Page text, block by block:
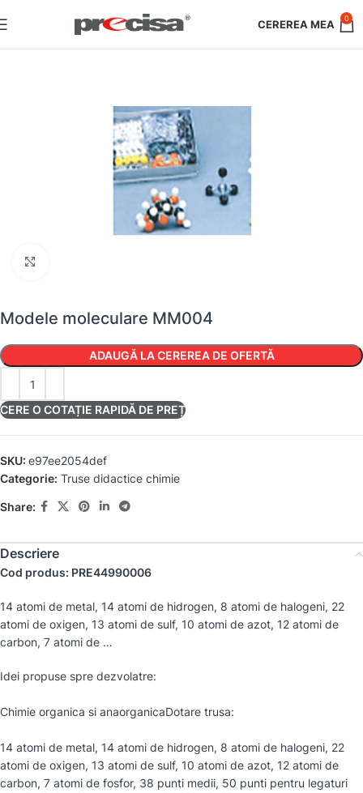
0
Modele moleculare MM004
ADAUGĂ LA CEREREA DE OFERTĂ
CERE O COTAȚIE RAPIDĂ DE PREȚ
SKU: e97ee2054def
Categorie: Truse didactice chimie
Share:
Descriere
Cod produs: PRE44990006
14 atomi de metal, 14 atomi de hidrogen, 8 atomi de halogeni, 22
atomi de oxigen, 13 atomi de sulf, 10 atomi de azot, 12 atomi de
carbon, 7 atomi de …
Idei propuse spre dezvolatre:
Chimie organica si anaorganicaDotare trusa:
14 atomi de metal, 14 atomi de hidrogen, 8 atomi de halogeni, 22
atomi de oxigen, 13 atomi de sulf, 10 atomi de azot, 12 atomi de
carbon, 7 atomi de fosfor, 38 punti medii, 50 punti pentru legaturi